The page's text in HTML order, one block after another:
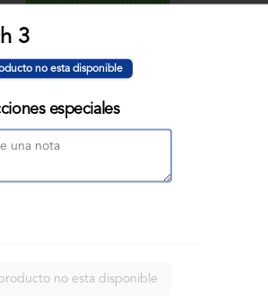
3
no esta disponible
especiales
no esta disponible